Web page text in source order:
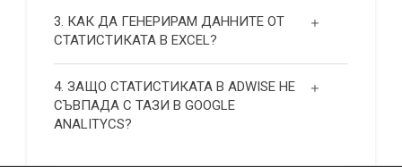
3. КАК ДА ГЕНЕРИРАМ ДАННИТЕ ОТ
СТАТИСТИКАТА В EXCEL?
4. ЗАЩО СТАТИСТИКАТА В ADWISE НЕ
СЪВПАДА С ТАЗИ В GOOGLE
ANALITYCS?